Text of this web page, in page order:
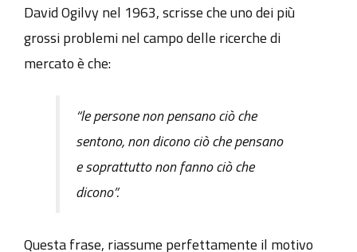
David Ogilvy nel 1963, scrisse che uno dei più
grossi problemi nel campo delle ricerche di
mercato è che:
“le persone non pensano ciò che
sentono, non dicono ciò che pensano
e soprattutto non fanno ciò che
dicono”.
Questa frase, riassume perfettamente il motivo